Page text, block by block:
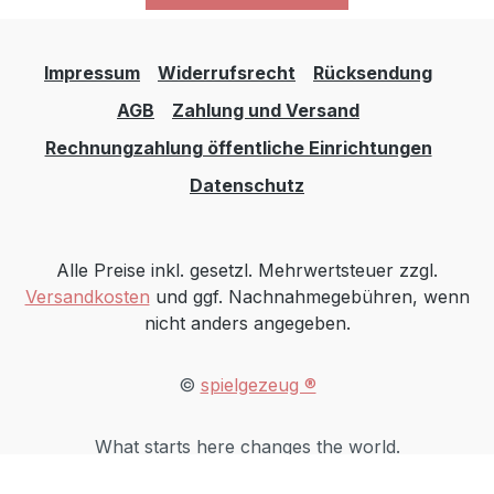
Switzerland+41 (0)61 686 91
https://weizenkorn.chAngaben zur
verantwortlichen Person (Informationspflichten
zur GPSR
Produktsicherheitsverordnung)Weizenkorn
Deutschland+41 (0)61 686 91 31
Impressum Widerrufsrecht
Rücksendung
AGB
Zahlung und Versand
Rechnungzahlung öffentliche Einrichtungen
Datenschutz
Alle Preise inkl. gesetzl. Mehrwertsteuer zzgl.
Versandkosten und ggf. Nachnahmegebühren, wenn
nicht anders angegeben.
© spielgezeug ®
What starts here changes the world.